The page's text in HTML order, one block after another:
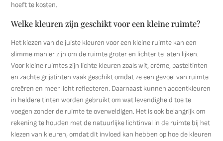
hoeft te kosten.
Welke kleuren zijn geschikt voor een kleine ruimte?
Het kiezen van de juiste kleuren voor een kleine ruimte kan een
slimme manier zijn om de ruimte groter en lichter te laten lijken.
Voor kleine ruimtes zijn lichte kleuren zoals wit, crème, pasteltinten
en zachte grijstinten vaak geschikt omdat ze een gevoel van ruimte
creëren en meer licht reflecteren. Daarnaast kunnen accentkleuren
in heldere tinten worden gebruikt om wat levendigheid toe te
voegen zonder de ruimte te overweldigen. Het is ook belangrijk om
rekening te houden met de natuurlijke lichtinval in de ruimte bij het
kiezen van kleuren, omdat dit invloed kan hebben op hoe de kleuren